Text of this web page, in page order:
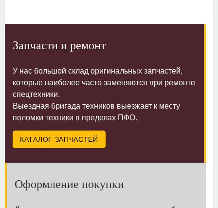
Запчасти и ремонт
У нас большой склад оригинальных запчастей,
которые наиболее часто заменяются при ремонте
спецтехники.
Выездная бригада техников выезжает к месту
поломки техники в пределах ПФО.
КАТАЛОГ ЗАПЧАСТЕЙ
Оформление покупки